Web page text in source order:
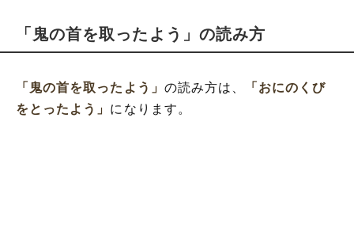
「鬼の首を取ったよう」の読み方
「鬼の首を取ったよう」 の読み方は、
「おにのくび
をとったよう」 になります。